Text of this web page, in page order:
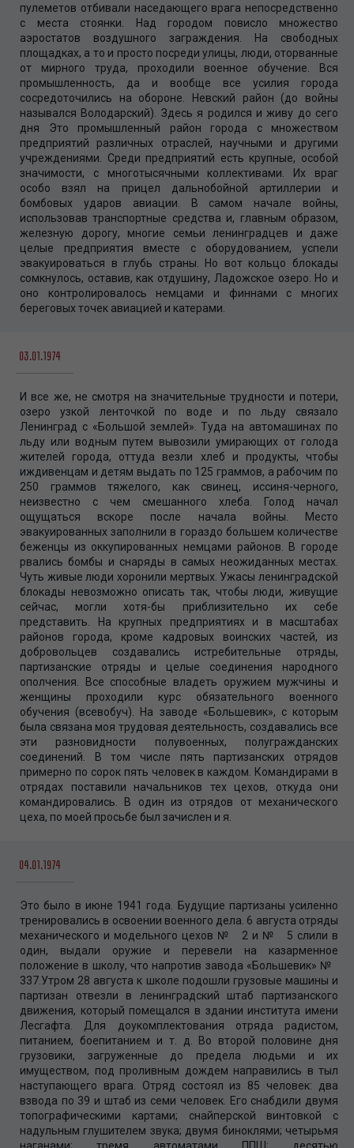
пулеметов отбивали наседающего врага непосредственно
с места стоянки. Над городом повисло множество
аэростатов воздушного заграждения. На свободных
площадках, а то и просто посреди улицы, люди, оторванные
от мирного труда, проходили военное обучение. Вся
промышленность, да и вообще все усилия города
сосредоточились на обороне. Невский район (до войны
назывался Володарский). Здесь я родился и живу до сего
дня Это промышленный район города с множеством
предприятий различных отраслей, научными и другими
учреждениями. Среди предприятий есть крупные, особой
значимости, с многотысячными коллективами. Их враг
особо взял на прицел дальнобойной артиллерии и
бомбовых ударов авиации. В самом начале войны,
использовав транспортные средства и, главным образом,
железную дорогу, многие семьи ленинградцев и даже
целые предприятия вместе с оборудованием, успели
эвакуироваться в глубь страны. Но вот кольцо блокады
сомкнулось, оставив, как отдушину, Ладожское озеро. Но и
оно контролировалось немцами и финнами с многих
береговых точек авиацией и катерами.
03.01.1974
И все же, не смотря на значительные трудности и потери,
озеро узкой ленточкой по воде и по льду связало
Ленинград с «Большой землей». Туда на автомашинах по
льду или водным путем вывозили умирающих от голода
жителей города, оттуда везли хлеб и продукты, чтобы
иждивенцам и детям выдать по 125 граммов, а рабочим по
250 граммов тяжелого, как свинец, иссиня-черного,
неизвестно с чем смешанного хлеба. Голод начал
ощущаться вскоре после начала войны. Место
эвакуированных заполнили в гораздо большем количестве
беженцы из оккупированных немцами районов. В городе
рвались бомбы и снаряды в самых неожиданных местах.
Чуть живые люди хоронили мертвых. Ужасы ленинградской
блокады невозможно описать так, чтобы люди, живущие
сейчас, могли хотя-бы приблизительно их себе
представить. На крупных предприятиях и в масштабах
районов города, кроме кадровых воинских частей, из
добровольцев создавались истребительные отряды,
партизанские отряды и целые соединения народного
ополчения. Все способные владеть оружием мужчины и
женщины проходили курс обязательного военного
обучения (всевобуч). На заводе «Большевик», с которым
была связана моя трудовая деятельность, создавались все
эти разновидности полувоенных, полугражданских
соединений. В том числе пять партизанских отрядов
примерно по сорок пять человек в каждом. Командирами в
отрядах поставили начальников тех цехов, откуда они
командировались. В один из отрядов от механического
цеха, по моей просьбе был зачислен и я.
04.01.1974
Это было в июне 1941 года. Будущие партизаны усиленно
тренировались в освоении военного дела. 6 августа отряды
механического и модельного цехов № 2 и № 5 слили в
один, выдали оружие и перевели на казарменное
положение в школу, что напротив завода «Большевик» №
337.Утром 28 августа к школе подошли грузовые машины и
партизан отвезли в ленинградский штаб партизанского
движения, который помещался в здании института имени
Лесгафта. Для доукомплектования отряда радистом,
питанием, боепитанием и т. д. Во второй половине дня
грузовики, загруженные до предела людьми и их
имуществом, под проливным дождем направились в тыл
наступающего врага. Отряд состоял из 85 человек: два
взвода по 39 и штаб из семи человек. Его снабдили двумя
топографическими картами; снайперской винтовкой с
надульным глушителем звука; двумя биноклями; четырьмя